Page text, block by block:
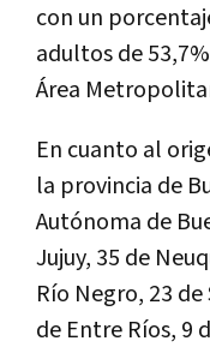
con un
adultos de
Área
En cuanto al
la provincia de
Autónoma de
Jujuy, 35 de
Río Negro, 23
de Entre Ríos, 9